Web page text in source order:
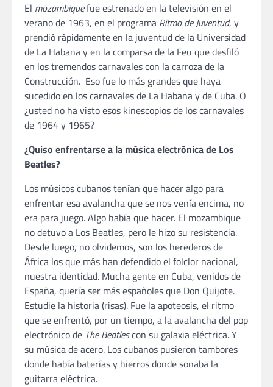
El mozambiquefue estrenado en la televisión en el
verano de 1963, en el programa Ritmo de Juventud, y
prendió rápidamente en la juventud de la Universidad
de La Habana y en la comparsa de la Feu que desfiló
en los tremendos carnavales con la carroza de la
Construcción. Eso fue lo más grandes que haya
sucedido en los carnavales de La Habana y de Cuba. O
¿usted no ha visto esos kinescopios de los carnavales
de 1964 y 1965?
¿Quiso enfrentarse a la música electrónica de Los
Beatles?
Los músicos cubanos tenían que hacer algo para
enfrentar esa avalancha que se nos venía encima, no
era para juego. Algo había que hacer. El mozambique
no detuvo a Los Beatles, pero le hizo su resistencia.
Desde luego, no olvidemos, son los herederos de
África los que más han defendido el folclor nacional,
nuestra identidad. Mucha gente en Cuba, venidos de
España, quería ser más españoles que Don Quijote.
Estudie la historia (risas). Fue la apoteosis, el ritmo
que se enfrentó, por un tiempo, a la avalancha del pop
electrónico de The Beatlescon su galaxia eléctrica. Y
su música de acero. Los cubanos pusieron tambores
donde había baterías y hierros donde sonaba la
guitarra eléctrica.